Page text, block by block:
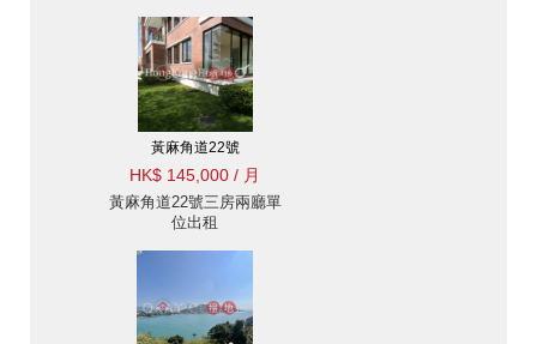
黃麻角道22號
HK$ 145,000 / 月
黃麻角道22號三房兩廳單
位出租